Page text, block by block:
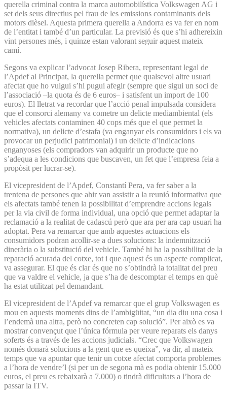
querella criminal contra la marca automobilística Volkswagen AG i
set dels seus directius pel frau de les emissions contaminants dels
motors dièsel. Aquesta primera querella a Andorra es va fer en nom
de l’entitat i també d’un particular. La previsió és que s’hi adhereixin
vint persones més, i quinze estan valorant seguir aquest mateix
camí.
Segons va explicar l’advocat Josep Ribera, representant legal de
l’Apdef al Principat, la querella permet que qualsevol altre usuari
afectat que ho vulgui s’hi pugui afegir (sempre que sigui un soci de
l’associació –la quota és de 6 euros– i satisfent un import de 100
euros). El lletrat va recordar que l’acció penal impulsada considera
que el consorci alemany va cometre un delicte mediambiental (els
vehicles afectats contaminen 40 cops més que el que permet la
normativa), un delicte d’estafa (va enganyar els consumidors i els va
provocar un perjudici patrimonial) i un delicte d’indicacions
enganyoses (els compradors van adquirir un producte que no
s’adequa a les condicions que buscaven, un fet que l’empresa feia a
propòsit per lucrar-se).
El vicepresident de l’Apdef, Constantí Pera, va fer saber a la
trentena de persones que ahir van assistir a la reunió informativa que
els afectats també tenen la possibilitat d’emprendre accions legals
per la via civil de forma individual, una opció que permet adaptar la
reclamació a la realitat de cadascú però que ara per ara cap usuari ha
adoptat. Pera va remarcar que amb aquestes actuacions els
consumidors podran acollir-se a dues solucions: la indemnització
dinerària o la substitució del vehicle. També hi ha la possibilitat de la
reparació acurada del cotxe, tot i que aquest és un aspecte complicat,
va assegurar. El que és clar és que no s’obtindrà la totalitat del preu
que va valdre el vehicle, ja que s’ha de descomptar el temps en què
ha estat utilitzat pel demandant.
El vicepresident de l’Apdef va remarcar que el grup Volkswagen es
mou en aquests moments dins de l’ambigüitat, “un dia diu una cosa i
l’endemà una altra, però no concreten cap solució”. Per això es va
mostrar convençut que l’única fórmula per veure reparats els danys
soferts és a través de les accions judicials. “Crec que Volkswagen
només donarà solucions a la gent que es queixa”, va dir, al mateix
temps que va apuntar que tenir un cotxe afectat comporta problemes
a l’hora de vendre’l (si per un de segona mà es podia obtenir 15.000
euros, el preu es rebaixarà a 7.000) o tindrà dificultats a l’hora de
passar la ITV.